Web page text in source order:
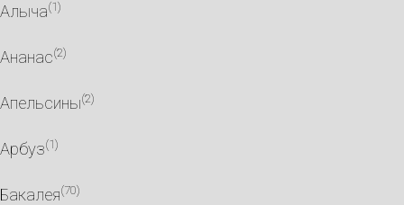
Алыча(1)
Ананас(2)
Апельсины(2)
Арбуз(1)
Бакалея(70)